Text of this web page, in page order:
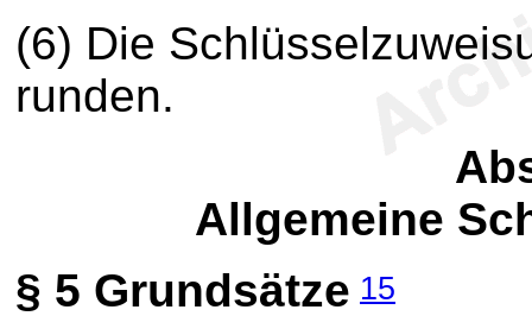
(6) Die
runden.
Allgemeine
§ 5 Grundsätze 15